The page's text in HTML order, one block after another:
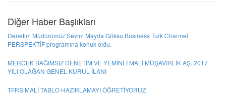
Diğer Haber Başlıkları
Denetim Müdürümüz Sevim Mayda Göksu Busıness Turk Channel
PERSPEKTİF programına konuk oldu.
MERCEK BAĞIMSIZ DENETİM VE YEMİNLİ MALİ MÜŞAVİRLİK AŞ. 2017
YILI OLAĞAN GENEL KURUL İLANI
TFRS MALİ TABLO HAZIRLAMAYI ÖĞRETİYORUZ